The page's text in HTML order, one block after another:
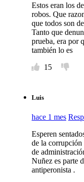
Estos eran los
robos. Que
que todos son
Tanto que
prueba, era por
también lo es
15
Luis
hace 1 mes
Esperen
de la corrupción
de
Nuñez es parte
antiperonista .